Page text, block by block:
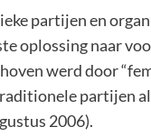
partijen en
oplossing naar
werd door
partijen
2006).